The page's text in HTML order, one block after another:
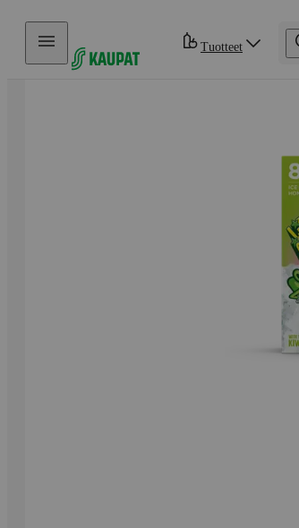
Hyppää sisältöön
Tuotteet